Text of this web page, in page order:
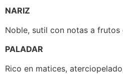
NARIZ
Noble, sutil con notas a
PALADAR
Rico en matices,